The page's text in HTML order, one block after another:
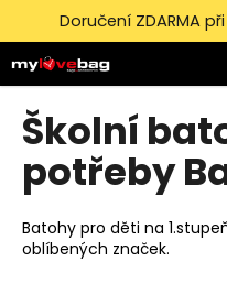
Doručení ZDARMA
Školní
potřeby
Batohy pro děti na
oblíbených značek.
o
š
í
Zpět
Zpět
C
o
p
o
t
ř